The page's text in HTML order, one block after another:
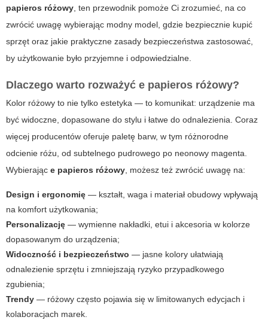
papieros różowy, ten przewodnik pomoże Ci zrozumieć, na co
zwrócić uwagę wybierając modny model, gdzie bezpiecznie kupić
sprzęt oraz jakie praktyczne zasady bezpieczeństwa zastosować,
by użytkowanie było przyjemne i odpowiedzialne.
Dlaczego warto rozważyć e papieros różowy?
Kolor różowy to nie tylko estetyka — to komunikat: urządzenie ma
być widoczne, dopasowane do stylu i łatwe do odnalezienia. Coraz
więcej producentów oferuje paletę barw, w tym różnorodne
odcienie różu, od subtelnego pudrowego po neonowy magenta.
Wybierając e papieros różowy, możesz też zwrócić uwagę na:
Design i ergonomię — kształt, waga i materiał obudowy wpływają
na komfort użytkowania;
Personalizację — wymienne nakładki, etui i akcesoria w kolorze
dopasowanym do urządzenia;
Widoczność i bezpieczeństwo — jasne kolory ułatwiają
odnalezienie sprzętu i zmniejszają ryzyko przypadkowego
zgubienia;
Trendy — różowy często pojawia się w limitowanych edycjach i
kolaboracjach marek.